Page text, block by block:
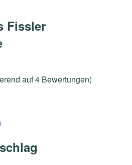
Fissler
auf 4 Bewertungen)